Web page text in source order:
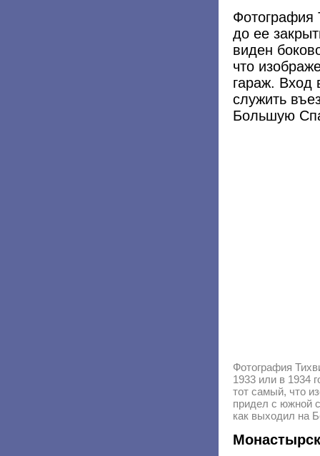
Фотография
до ее
виден
что
гараж. Вход
служить
Большую
Фотография
1933 или в 1934
тот самый, что
придел с южной
как выходил на